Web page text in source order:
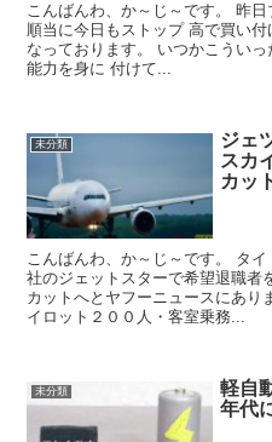
こんばんわ、か～じ～です。 昨日
順当に今日もストップ 高で買い
なっております。 いつかこうい
能力を身に 付けて...
未分類
ジェ
スカ
カッ
こんばんわ、か～じ～です。 タ
社のジェットスターで希望退職者
カットへとヤフーニュースにあり
イロット２００人・客室乗務...
未分類
軽自
年代